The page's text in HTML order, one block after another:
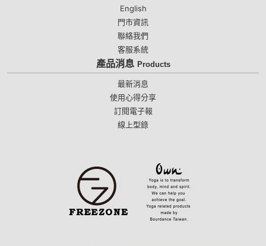
English
門市資訊
聯絡我們
客服系統
產品消息 Products
最新消息
使用心得分享
訂閱電子報
線上型錄